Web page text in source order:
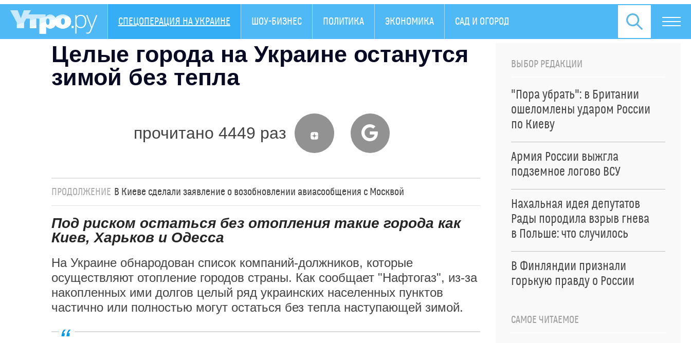
СПЕЦОПЕРАЦИЯ НА УКРАИНЕ ШОУ-БИЗНЕС ПОЛИТИКА ЭКОНОМИКА САД И ОГОРОД
Целые города на Украине останутся
зимой без тепла
прочитано 4449 раз
ПРОДОЛЖЕНИЕ В Киеве сделали заявление о возобновлении авиасообщения с Москвой
Под риском остаться без отопления такие города как
Киев, Харьков и Одесса
На Украине обнародован список компаний-должников, которые
осуществляют отопление городов страны. Как сообщает "Нафтогаз", из-за
накопленных ими долгов целый ряд украинских населенных пунктов
частично или полностью могут остаться без тепла наступающей зимой.
ВЫБОР РЕДАКЦИИ
"Пора убрать": в Британии
ошеломлены ударом России
по Киеву
Армия России выжгла
подземное логово ВСУ
Нахальная идея депутатов
Рады породила взрыв гнева
в Польше: что случилось
В Финляндии признали
горькую правду о России
САМОЕ ЧИТАЕМОЕ